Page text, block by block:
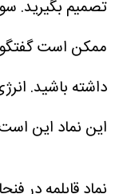
تصمیم بگیرید.
ممکن است
داشته باشید.
این نماد این